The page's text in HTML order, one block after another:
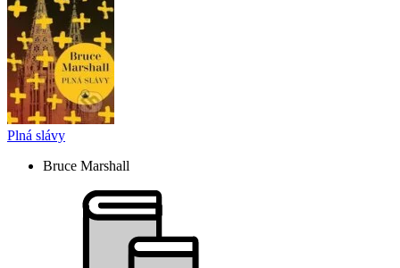
Plná slávy
Bruce Marshall